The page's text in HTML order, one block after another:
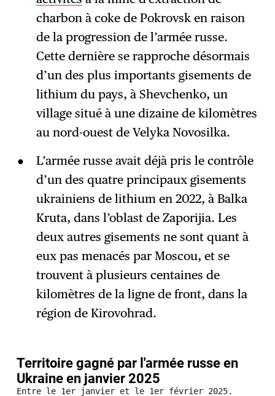
charbon à coke de Pokrovsk en raison
de la progression de l’armée russe.
Cette dernière se rapproche désormais
d’un des plus importants gisements de
lithium du pays, à Shevchenko, un
village situé à une dizaine de kilomètres
au nord-ouest de Velyka Novosilka.
L’armée russe avait déjà pris le contrôle
d’un des quatre principaux gisements
ukrainiens de lithium en 2022, à Balka
Kruta, dans l’oblast de Zaporijia. Les
deux autres gisements ne sont quant à
eux pas menacés par Moscou, et se
trouvent à plusieurs centaines de
kilomètres de la ligne de front, dans la
région de Kirovohrad.